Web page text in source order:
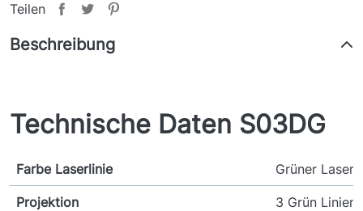
Teilen
Beschreibung
Technische Daten S03DG
Farbe Laserlinie Grüner
Projektion
3 Grün